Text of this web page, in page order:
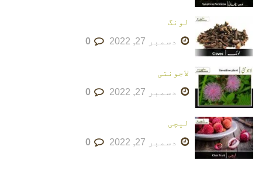
لونگ
دسمبر 27, 2022
لاجونتی
دسمبر 27, 2022
لیچی
دسمبر 27, 2022